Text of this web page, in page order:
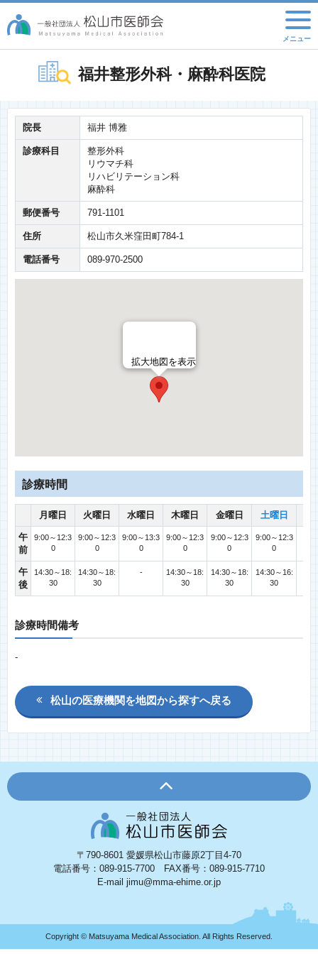
福井整形外科・麻酔科医院
院長 福井 博雅
診療科目
整形外科
リウマチ科
リハビリテーション科
麻酔科
郵便番号 791-1101
住所 松山市久米窪田町784-1
電話番号 089-970-2500
拡大地図を表示
診療時間
月曜日 火曜日 水曜日 木曜日 金曜日 土曜日
午
前
9:00～12:3
0
9:00～12:3
0
9:00～13:3
0
9:00～12:3
0
9:00～12:3
0
9:00～12:3
0
午
後
14:30～18:
30
14:30～18:
30
-
14:30～18:
30
14:30～18:
30
14:30～16:
30
診療時間備考
-
松山の医療機関を地図から探すへ戻る
〒790-8601 愛媛県松山市藤原2丁目4-70
電話番号：089-915-7700 FAX番号：089-915-7710
E-mail jimu@mma-ehime.or.jp
Copyright © Matsuyama Medical Association. All Rights Reserved.